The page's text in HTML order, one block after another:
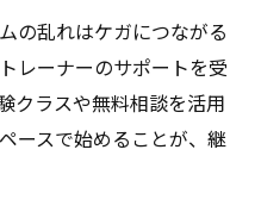
の乱れはケガにつながる
レーナーのサポートを受
クラスや無料相談を活用
ースで始めることが、継